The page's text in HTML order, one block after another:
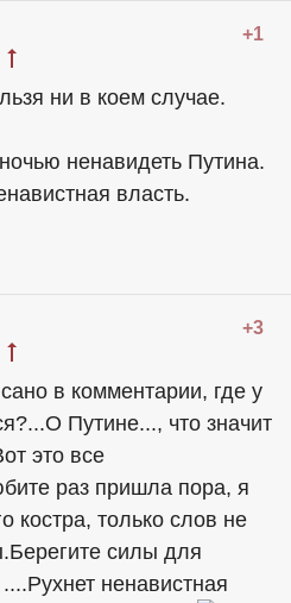
+1
ни в коем случае.
ненавидеть Путина.
власть.
+3
в комментарии, где у
Путине..., что значит
это все
раз пришла пора, я
костра, только слов не
силы для
....Рухнет ненавистная